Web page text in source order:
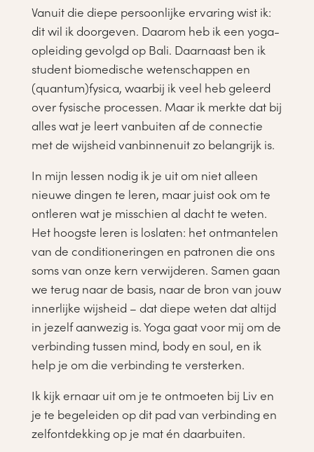
Vanuit die diepe persoonlijke ervaring wist ik:
dit wil ik doorgeven. Daarom heb ik een yoga-
opleiding gevolgd op Bali. Daarnaast ben ik
student biomedische wetenschappen en
(quantum)fysica, waarbij ik veel heb geleerd
over fysische processen. Maar ik merkte dat bij
alles wat je leert vanbuiten af de connectie
met de wijsheid vanbinnenuit zo belangrijk is.
In mijn lessen nodig ik je uit om niet alleen
nieuwe dingen te leren, maar juist ook om te
ontleren wat je misschien al dacht te weten.
Het hoogste leren is loslaten: het ontmantelen
van de conditioneringen en patronen die ons
soms van onze kern verwijderen. Samen gaan
we terug naar de basis, naar de bron van jouw
innerlijke wijsheid – dat diepe weten dat altijd
in jezelf aanwezig is. Yoga gaat voor mij om de
verbinding tussen mind, body en soul, en ik
help je om die verbinding te versterken.
Ik kijk ernaar uit om je te ontmoeten bij Liv en
je te begeleiden op dit pad van verbinding en
zelfontdekking op je mat én daarbuiten.